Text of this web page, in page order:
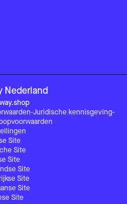
Nederland
-Juridische kennisgeving-
Site
Site
Site
Site
Site
Site
Site